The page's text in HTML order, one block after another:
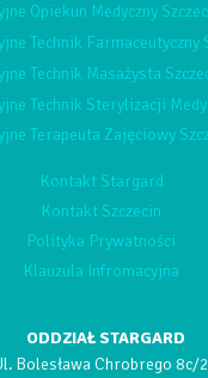
Opiekun Medyczny
Technik Farmaceutyczny
Technik Masażysta
Technik Sterylizacji
Terapeuta Zajęciowy
Kontakt Stargard
Kontakt Szczecin
Polityka Prywatności
Klauzula Infromacyjna
ODDZIAŁ STARGARD
Bolesława Chrobrego 8c/